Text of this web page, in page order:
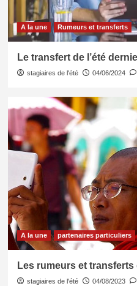
A la une Rumeurs et transferts
Le transfert de l’été
stagiaires de l'été 04/06/2024
A la une partenaires particuliers
Les rumeurs et transferts
stagiaires de l'été 04/08/2023